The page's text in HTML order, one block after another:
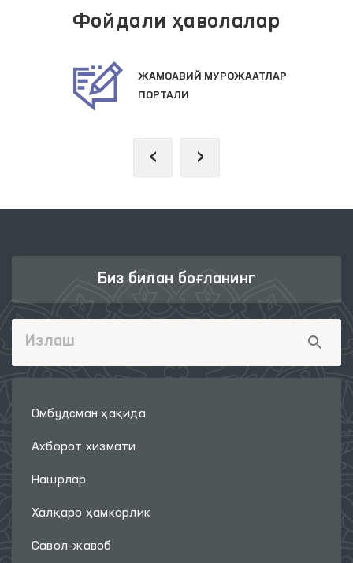
Фойдали ҳаволалар
ЖАМОАВИЙ МУРОЖААТЛАР
ПОРТАЛИ
‹ ›
Биз билан боғланинг
Омбудсман ҳақида
Ахборот хизмати
Нашрлар
Халқаро ҳамкорлик
Савол-жавоб